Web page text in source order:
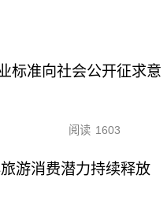
标准向社会公开征求意
阅读 1603
游消费潜力持续释放